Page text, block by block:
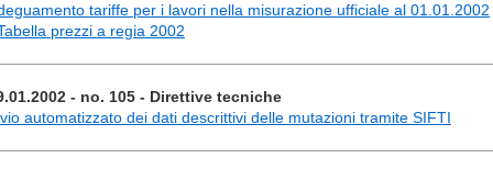
tariffe per i lavori nella misurazione ufficiale al 01.01.2002
prezzi a regia 2002
- no. 105 - Direttive tecniche
automatizzato dei dati descrittivi delle mutazioni tramite SIFTI